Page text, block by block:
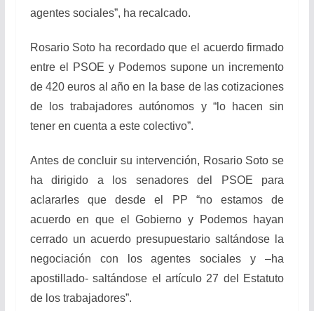
agentes sociales”, ha recalcado.
Rosario Soto ha recordado que el acuerdo firmado
entre el PSOE y Podemos supone un incremento
de 420 euros al año en la base de las cotizaciones
de los trabajadores autónomos y “lo hacen sin
tener en cuenta a este colectivo”.
Antes de concluir su intervención, Rosario Soto se
ha dirigido a los senadores del PSOE para
aclararles que desde el PP “no estamos de
acuerdo en que el Gobierno y Podemos hayan
cerrado un acuerdo presupuestario saltándose la
negociación con los agentes sociales y –ha
apostillado- saltándose el artículo 27 del Estatuto
de los trabajadores”.